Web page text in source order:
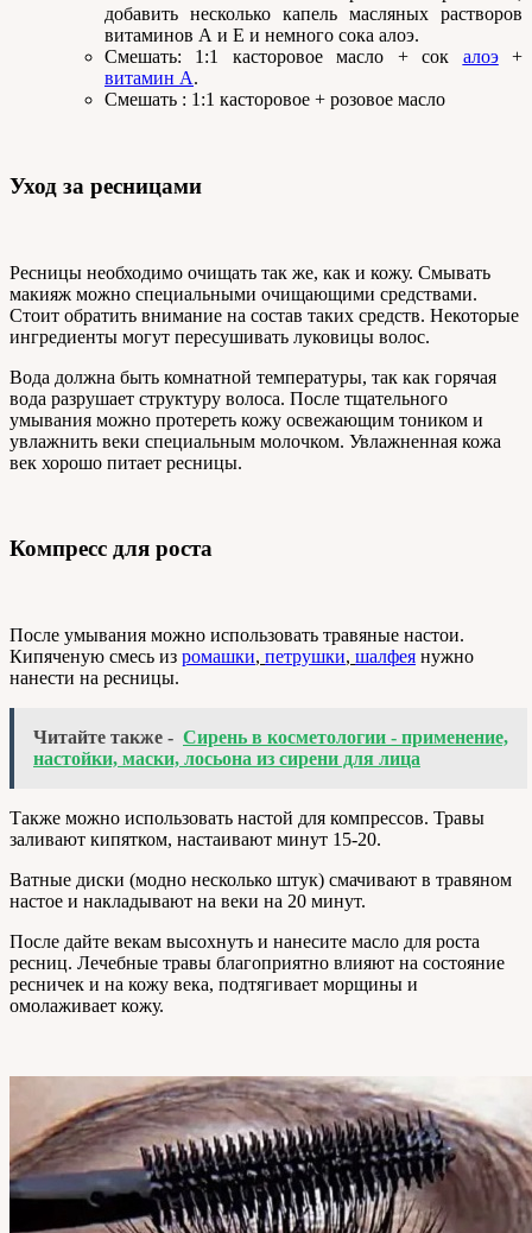
добавить несколько капель масляных растворов
витаминов А и Е и немного сока алоэ.
Смешать: 1:1 касторовое масло + сок алоэ+
витамин А.
Смешать : 1:1 касторовое + розовое масло
Уход за ресницами
Ресницы необходимо очищать так же, как и кожу. Смывать
макияж можно специальными очищающими средствами.
Стоит обратить внимание на состав таких средств. Некоторые
ингредиенты могут пересушивать луковицы волос.
Вода должна быть комнатной температуры, так как горячая
вода разрушает структуру волоса. После тщательного
умывания можно протереть кожу освежающим тоником и
увлажнить веки специальным молочком. Увлажненная кожа
век хорошо питает ресницы.
Компресс для роста
После умывания можно использовать травяные настои.
Кипяченую смесь из ромашки, петрушки, шалфея нужно
нанести на ресницы.
Читайте также - Сирень в косметологии - применение,
настойки, маски, лосьона из сирени для лица
Также можно использовать настой для компрессов. Травы
заливают кипятком, настаивают минут 15-20.
Ватные диски (модно несколько штук) смачивают в травяном
настое и накладывают на веки на 20 минут.
После дайте векам высохнуть и нанесите масло для роста
ресниц. Лечебные травы благоприятно влияют на состояние
ресничек и на кожу века, подтягивает морщины и
омолаживает кожу.